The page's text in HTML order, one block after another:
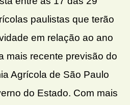
paulistas que terão
em relação ao ano
mais recente previsão do
Agrícola de São Paulo
do Estado. Com mais